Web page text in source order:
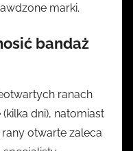
marki.
bandaż
ranach
dni), natomiast
otwarte zaleca